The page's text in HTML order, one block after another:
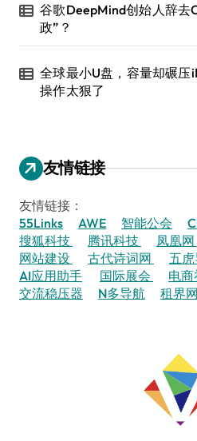
谷歌DeepMind创始人辞去
政”？
全球最小U盘，容量却碾压
操作太狠了
友情链接
友情链接：
55Links
AWE 智能公会
搜狐科技
腾讯科技 凤凰网
网站建设
古代诗词网 五
AI应用助手
国际展会
电
交流稳压器
N多导航 租界网